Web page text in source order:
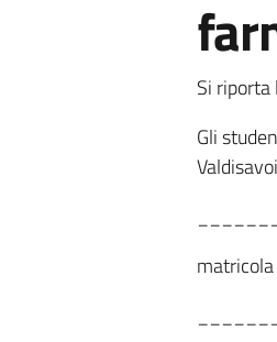
Si
Gli